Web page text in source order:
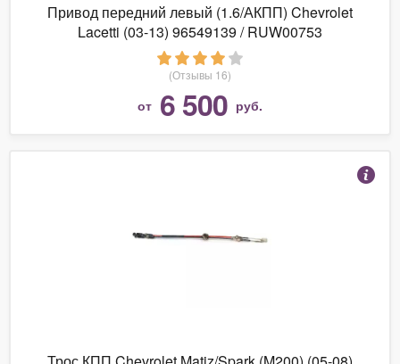
Привод передний левый (1.6/АКПП) Chevrolet
Lacetti (03-13) 96549139 / RUW00753
(Отзывы 16)
от 6 500 руб.